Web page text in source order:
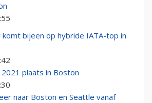
bijeen op hybride IATA-top in
plaats in Boston
naar Boston en Seattle vanaf